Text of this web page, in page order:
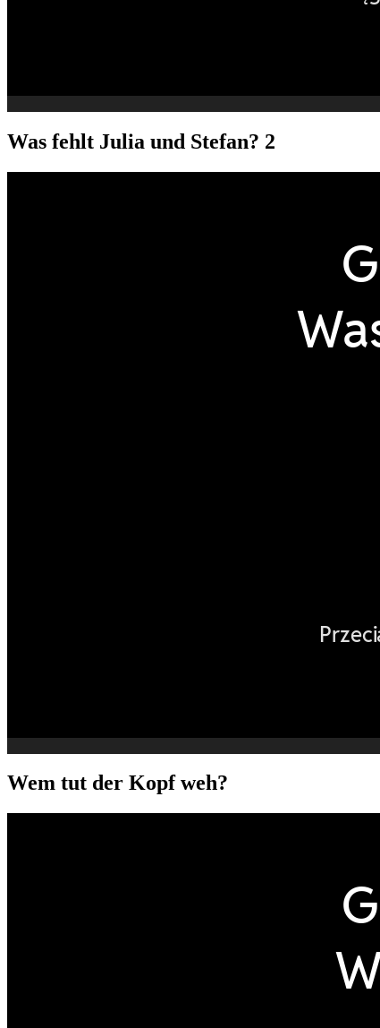
Was fehlt Julia und Stefan? 2
Wem tut der Kopf weh?